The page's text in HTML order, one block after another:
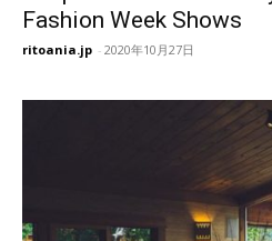
Fashion Week Shows
ritoania.jp - 2020年10月27日